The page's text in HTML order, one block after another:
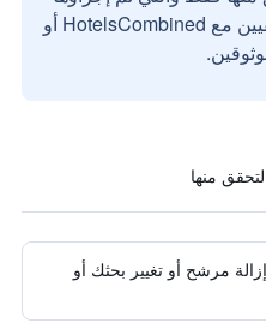
بواسطة مستخدمين حقيقيين مع HotelsCombined أو
مرشح أو تغيير بحثك أو